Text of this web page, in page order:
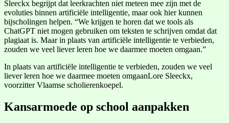
Sleeckx begrijpt dat leerkrachten niet meteen mee zijn met de
evoluties binnen artificiële intelligentie, maar ook hier kunnen
bijscholingen helpen. “We krijgen te horen dat we tools als
ChatGPT niet mogen gebruiken om teksten te schrijven omdat dat
plagiaat is. Maar in plaats van artificiële intelligentie te verbieden,
zouden we veel liever leren hoe we daarmee moeten omgaan.”
In plaats van artificiële intelligentie te verbieden, zouden we veel
liever leren hoe we daarmee moeten omgaanLore Sleeckx,
voorzitter Vlaamse scholierenkoepel.
Kansarmoede op school aanpakken